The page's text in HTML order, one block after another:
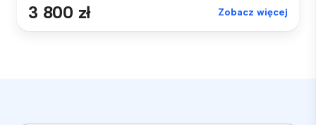
3 800 zł Zobacz więcej